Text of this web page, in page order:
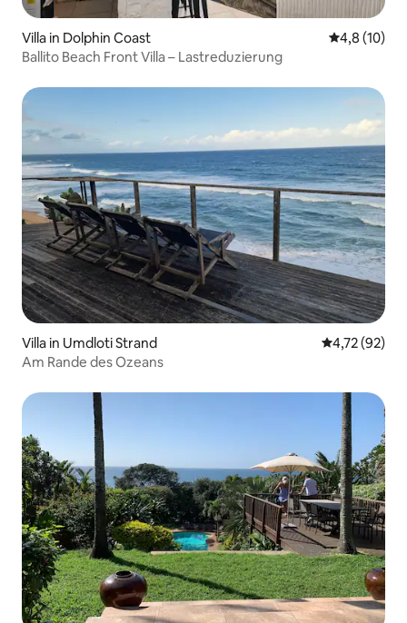
Villa in Dolphin Coast
4,8 (10)
Ballito Beach Front Villa – Lastreduzierung
Villa in Umdloti Strand
4,72 (92)
Am Rande des Ozeans